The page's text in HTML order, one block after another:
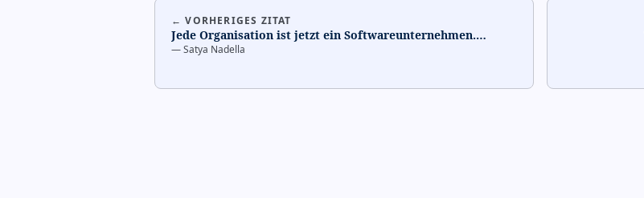
← VORHERIGES ZITAT
Jede Organisation ist jetzt ein Softwareunternehmen.…
—Satya Nadella